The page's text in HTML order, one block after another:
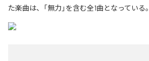
た楽曲は、「無力」を含む全1曲となっている。